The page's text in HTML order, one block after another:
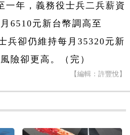
一年，義務役士兵二兵薪資
6510元新台幣調高至
兵卻仍維持每月35320元新
險卻更高。（完）
【編輯：許豐悅】